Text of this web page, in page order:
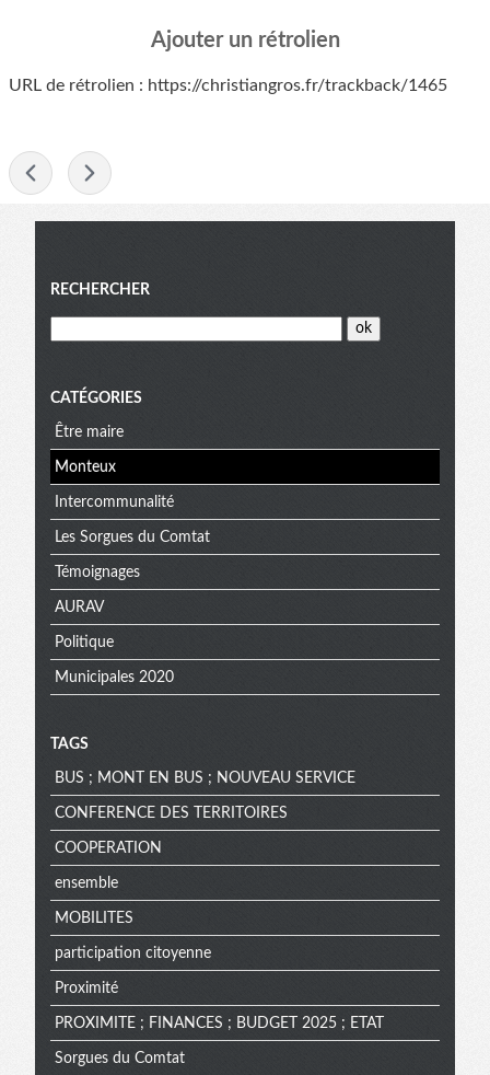
Ajouter un rétrolien
URL de rétrolien : https://christiangros.fr/trackback/1465
Menu
RECHERCHER
CATÉGORIES
Être maire
Monteux
Intercommunalité
Les Sorgues du Comtat
Témoignages
AURAV
Politique
Municipales 2020
TAGS
BUS ; MONT EN BUS ; NOUVEAU SERVICE
CONFERENCE DES TERRITOIRES
COOPERATION
ensemble
MOBILITES
participation citoyenne
Proximité
PROXIMITE ; FINANCES ; BUDGET 2025 ; ETAT
Sorgues du Comtat